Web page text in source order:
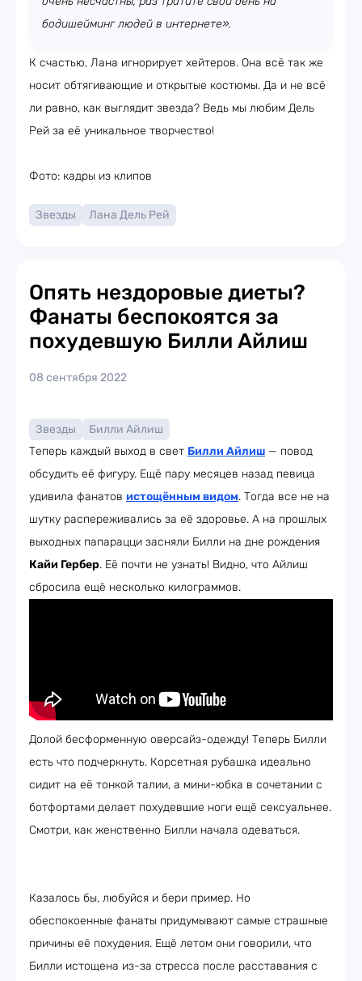
бодишейминг людей в интернете».
К счастью, Лана игнорирует хейтеров. Она всё так же
носит обтягивающие и открытые костюмы. Да и не всё
ли равно, как выглядит звезда? Ведь мы любим Дель
Рей за её уникальное творчество!
Фото: кадры из клипов
Звезды Лана Дель Рей
Опять нездоровые диеты?
Фанаты беспокоятся за
похудевшую Билли Айлиш
08 сентября 2022
Звезды
Билли Айлиш
Теперь каждый выход в свет Билли Айлиш — повод
обсудить её фигуру. Ещё пару месяцев назад певица
удивила фанатов истощённым видом. Тогда все не на
шутку распереживались за её здоровье. А на прошлых
выходных папарацци засняли Билли на дне рождения
Кайи Гербер. Её почти не узнать! Видно, что Айлиш
сбросила ещё несколько килограммов.
Долой бесформенную оверсайз-одежду! Теперь Билли
есть что подчеркнуть. Корсетная рубашка идеально
сидит на её тонкой талии, а мини-юбка в сочетании с
ботфортами делает похудевшие ноги ещё сексуальнее.
Смотри, как женственно Билли начала одеваться.
Казалось бы, любуйся и бери пример. Но
обеспокоенные фанаты придумывают самые страшные
причины её похудения. Ещё летом они говорили, что
Билли истощена из-за стресса после расставания с